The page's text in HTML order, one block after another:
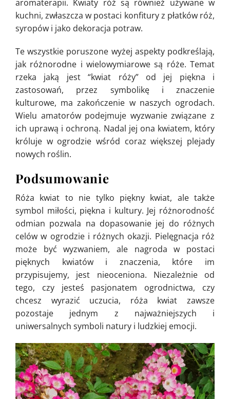
aromaterapii. Kwiaty róż są również używane w
kuchni, zwłaszcza w postaci konfitury z płatków róż,
syropów i jako dekoracja potraw.
Te wszystkie poruszone wyżej aspekty podkreślają,
jak różnorodne i wielowymiarowe są róże. Temat
rzeka jaką jest “kwiat róży” od jej piękna i
zastosowań, przez symbolikę i znaczenie
kulturowe, ma zakończenie w naszych ogrodach.
Wielu amatorów podejmuje wyzwanie związane z
ich uprawą i ochroną. Nadal jej ona kwiatem, który
króluje w ogrodzie wśród coraz większej plejady
nowych roślin.
Podsumowanie
Róża kwiat to nie tylko piękny kwiat, ale także
symbol miłości, piękna i kultury. Jej różnorodność
odmian pozwala na dopasowanie jej do różnych
celów w ogrodzie i różnych okazji. Pielęgnacja róż
może być wyzwaniem, ale nagroda w postaci
pięknych kwiatów i znaczenia, które im
przypisujemy, jest nieoceniona. Niezależnie od
tego, czy jesteś pasjonatem ogrodnictwa, czy
chcesz wyrazić uczucia, róża kwiat zawsze
pozostaje jednym z najważniejszych i
uniwersalnych symboli natury i ludzkiej emocji.